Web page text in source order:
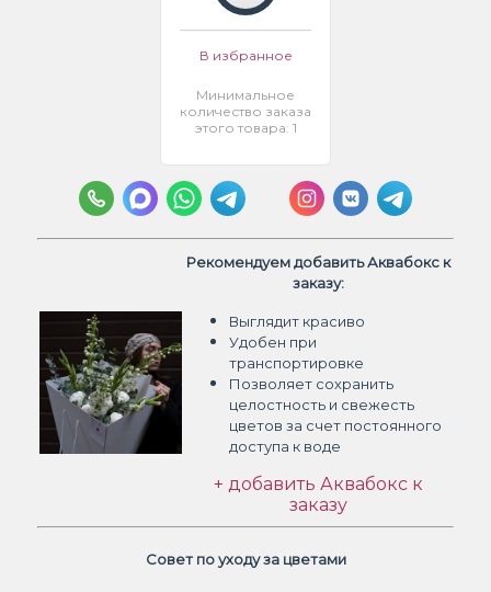
В избранное
Минимальное
количество заказа
этого товара: 1
Рекомендуем добавить Аквабокс к
заказу:
Выглядит красиво
Удобен при
транспортировке
Позволяет сохранить
целостность и свежесть
цветов за счет постоянного
доступа к воде
+ добавить Аквабокс к
заказу
Совет по уходу за цветами